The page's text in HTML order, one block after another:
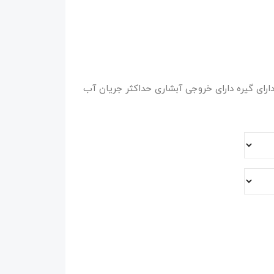
گیره دارای خروجی آبشاری حداکثر جریان آب